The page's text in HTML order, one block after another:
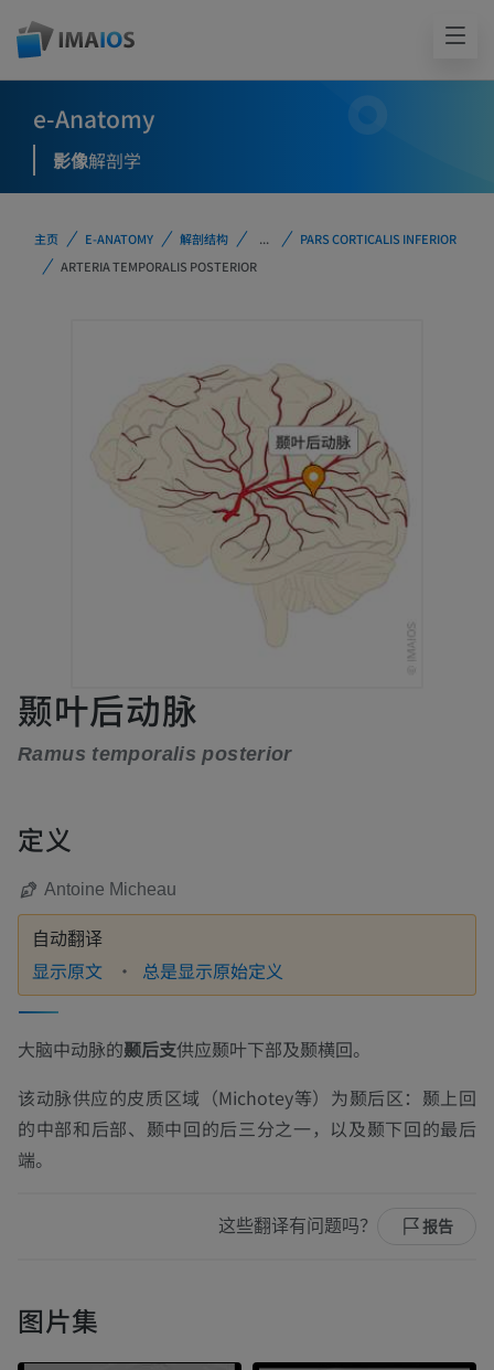
e-Anatomy
影像解剖学
主页 E-ANATOMY 解剖结构 ...
PARS CORTICALIS INFERIOR
ARTERIA TEMPORALIS POSTERIOR
颞叶后动脉
Ramus temporalis posterior
定义
Antoine Micheau
自动翻译
显示原文 总是显示原始定义
大脑中动脉的颞后支供应颞叶下部及颞横回。
该动脉供应的皮质区域（Michotey等）为颞后区：颞上回
的中部和后部、颞中回的后三分之一，以及颞下回的最后
端。
这些翻译有问题吗？ 报告
图片集